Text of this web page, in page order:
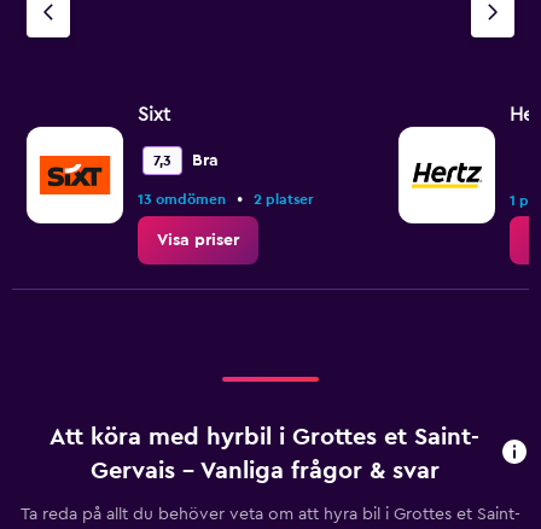
Sixt
7,3 Bra
13 omdömen • 2 platser
Visa priser
1
Att köra med hyrbil i Grottes et Saint-
Gervais – Vanliga frågor & svar
Ta reda på allt du behöver veta om att hyra bil i Grottes et Saint-